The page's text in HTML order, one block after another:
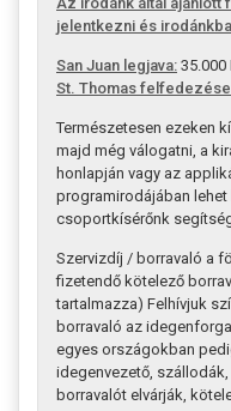
jelentkezni és
San Juan legjava: 35.000
St. Thomas
Természetesen ezeken
majd még válogatni, a
honlapján vagy az
programirodájában
csoportkísérőnk
Szervizdíj / borravaló a
fizetendő kötelező
tartalmazza) Felhívjuk
borravaló az
egyes országokban
idegenvezető,
borravalót elvárják,